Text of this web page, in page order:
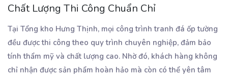
Chất Lượng Thi Công Chuẩn Chỉ
Tại Tổng kho Hưng Thịnh, mọi công trình tranh đá ốp tường
đều được thi công theo quy trình chuyên nghiệp, đảm bảo
tính thẩm mỹ và chất lượng cao. Nhờ đó, khách hàng không
chỉ nhận được sản phẩm hoàn hảo mà còn có thể yên tâm